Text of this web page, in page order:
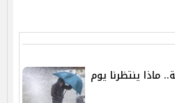
ماذا ينتظرنا يوم